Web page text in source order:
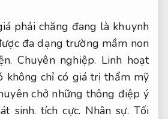
phải chăng đang là khuynh
đa dạng trường mầm non
Chuyên nghiệp. Linh hoạt
không chỉ có giá trị thẩm mỹ
chở những thông điệp ý
sinh. tích cực. Nhân sự. Tối